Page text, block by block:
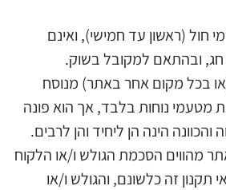
חול (ראשון עד חמישי), ואינם
חג, ובהתאם למקובל בשוק.
(או בכל מקום אחר באתר) מנוסח
מטעמי נוחות בלבד, אך הוא פונה
והכוונה הינה הן ליחיד והן לרבים.
מהווים הסכמת הגולש ו/או הלקוח
תקנון זה כלשונם, והגולש ו/או